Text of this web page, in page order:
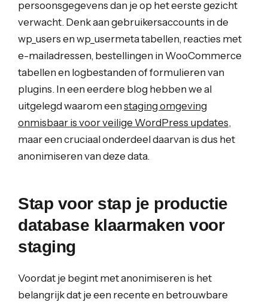
persoonsgegevens dan je op het eerste gezicht
verwacht. Denk aan gebruikersaccounts in de
wp_users en wp_usermeta tabellen, reacties met
e-mailadressen, bestellingen in WooCommerce
tabellen en logbestanden of formulieren van
plugins. In een eerdere blog hebben we al
uitgelegd waarom een staging omgeving
onmisbaar is voor veilige WordPress updates,
maar een cruciaal onderdeel daarvan is dus het
anonimiseren van deze data.
Stap voor stap je productie
database klaarmaken voor
staging
Voordat je begint met anonimiseren is het
belangrijk dat je een recente en betrouwbare